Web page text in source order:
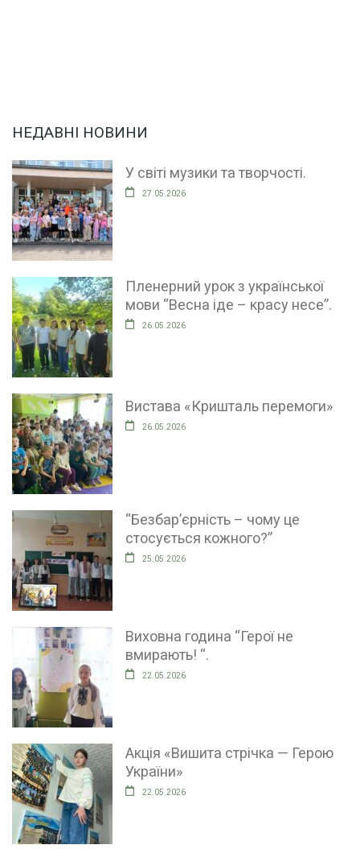
НЕДАВНІ НОВИНИ
У світі музики та творчості.
27.05.2026
Пленерний урок з української
мови “Весна іде – красу несе”.
26.05.2026
Вистава «Кришталь перемоги»
26.05.2026
“Безбар’єрність – чому це
стосується кожного?”
25.05.2026
Виховна година “Герої не
вмирають! “.
22.05.2026
Акція «Вишита стрічка — Герою
України»
22.05.2026